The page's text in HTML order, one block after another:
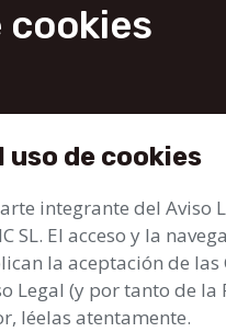
cookies
de cookies
integrante del Aviso
SL. El acceso y la
la aceptación de las
Legal (y por tanto de
léelas atentamente.